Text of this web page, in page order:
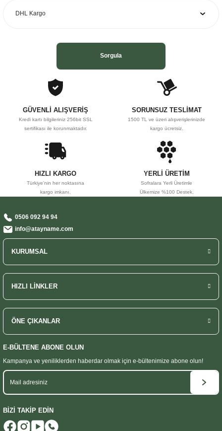
Sorgula
GÜVENLİ ALIŞVERİŞ
Kredi kartı bilgileriniz 256bit SSL
sertifikası ile korunmaktadır.
SORUNSUZ TESLİMAT
1500 TL ve üzeri alışverişlerinizde
kargo ücretsiz.
HIZLI KARGO
Türkiye'nin her noktasına
kargo imkanı.
YERLİ ÜRETİM
Sofralara Yerli Üretimle
Ülkemize %100 Destek.
KURUMSAL
0506 092 94 94
info@atayname.com
HIZLI LİNKLER
ÖNE ÇIKANLAR
E-BÜLTENE ABONE OLUN
Kampanya ve yeniliklerden haberdar olmak için e-bültenimize abone olun!
BİZİ TAKİP EDİN